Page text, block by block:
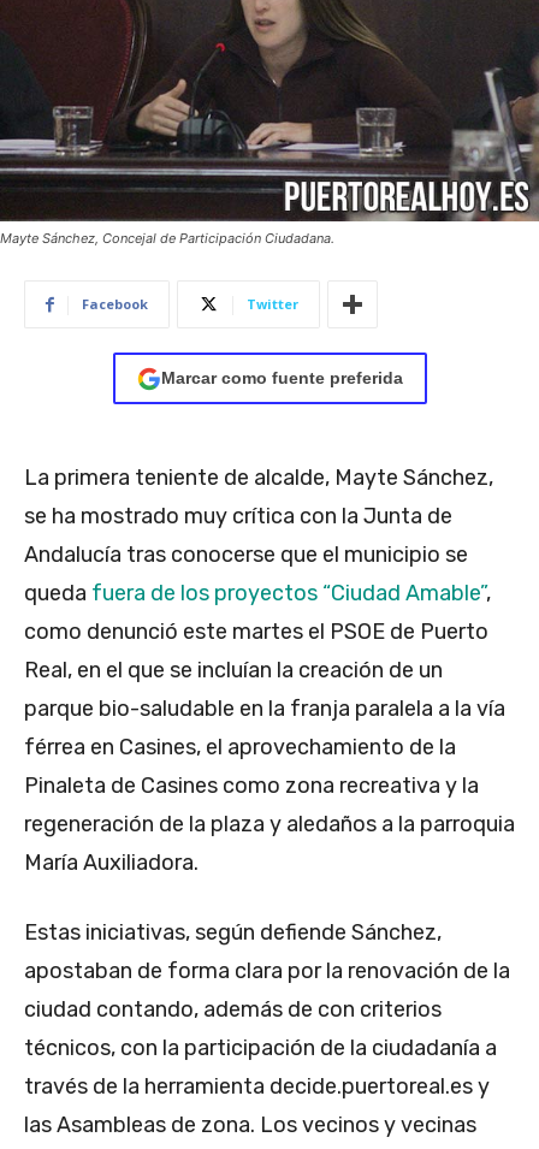
Mayte Sánchez, Concejal de Participación Ciudadana.
Facebook Twitter
Marcar como fuente preferida
La primera teniente de alcalde, Mayte Sánchez,
se ha mostrado muy crítica con la Junta de
Andalucía tras conocerse que el municipio se
queda fuera de los proyectos “Ciudad Amable”,
como denunció este martes el PSOE de Puerto
Real, en el que se incluían la creación de un
parque bio-saludable en la franja paralela a la vía
férrea en Casines, el aprovechamiento de la
Pinaleta de Casines como zona recreativa y la
regeneración de la plaza y aledaños a la parroquia
María Auxiliadora.
Estas iniciativas, según defiende Sánchez,
apostaban de forma clara por la renovación de la
ciudad contando, además de con criterios
técnicos, con la participación de la ciudadanía a
través de la herramienta decide.puertoreal.es y
las Asambleas de zona. Los vecinos y vecinas